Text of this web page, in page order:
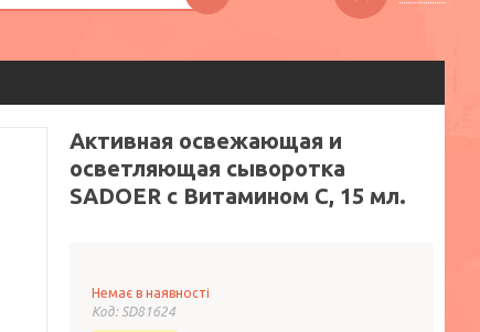
Активная освежающая и
осветляющая сыворотка
SADOER с Витамином С, 15 мл.
Немає в наявності
Код: SD81624